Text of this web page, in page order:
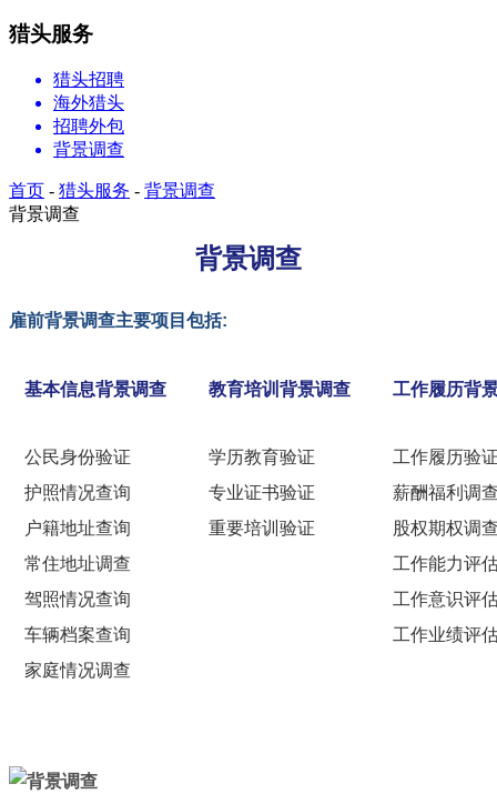
猎头服务
猎头招聘
海外猎头
招聘外包
背景调查
首页 - 猎头服务 - 背景调查
背景调查
背景调查
雇前背景调查主要项目包括:
基本信息背景调查 教育培训背景调查 工作履历背
公民身份验证
护照情况查询
户籍地址查询
常住地址调查
驾照情况查询
车辆档案查询
家庭情况调查
学历教育验证
专业证书验证
重要培训验证
工作履历验
薪酬福利调
股权期权调
工作能力评
工作意识评
工作业绩评